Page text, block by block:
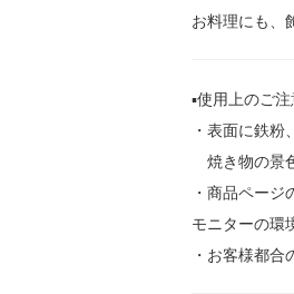
お料理にも、
▪️使用上のご注
・表面に鉄粉
焼き物の景
・商品ページ
モニターの環
・お客様都合